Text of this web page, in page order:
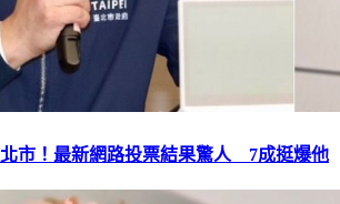
市！最新網路投票結果驚人 7成挺爆他